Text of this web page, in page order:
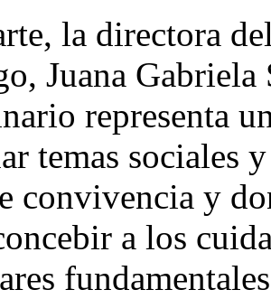
la directora
Juana
representa
temas sociales
convivencia y
a los